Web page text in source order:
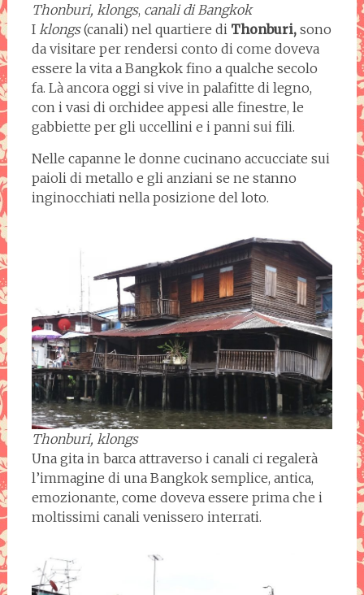
Thonburi, klongs, canali di Bangkok
I klongs(canali) nel quartiere di Thonburi, sono
da visitare per rendersi conto di come doveva
essere la vita a Bangkok fino a qualche secolo
fa. Là ancora oggi si vive in palafitte di legno,
con i vasi di orchidee appesi alle finestre, le
gabbiette per gli uccellini e i panni sui fili.
Nelle capanne le donne cucinano accucciate sui
paioli di metallo e gli anziani se ne stanno
inginocchiati nella posizione del loto.
Thonburi, klongs
Una gita in barca attraverso i canali ci regalerà
l’immagine di una Bangkok semplice, antica,
emozionante, come doveva essere prima che i
moltissimi canali venissero interrati.